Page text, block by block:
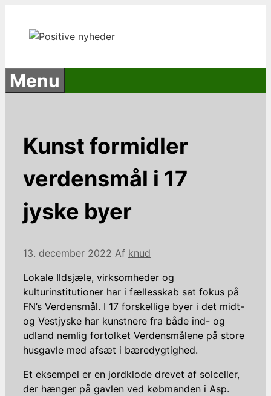
indhold
Menu
Kunst formidler
verdensmål i 17
jyske byer
13. december 2022 Af knud
Lokale Ildsjæle, virksomheder og
kulturinstitutioner har i fællesskab sat fokus på
FN’s Verdensmål. I 17 forskellige byer i det midt-
og Vestjyske har kunstnere fra både ind- og
udland nemlig fortolket Verdensmålene på store
husgavle med afsæt i bæredygtighed.
Et eksempel er en jordklode drevet af solceller,
der hænger på gavlen ved købmanden i Asp.